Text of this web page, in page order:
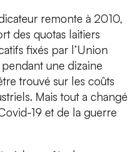
remonte à 2010,
des quotas laitiers
fixés par l’Union
une dizaine
trouvé sur les coûts
Mais tout a changé
19 et de la guerre